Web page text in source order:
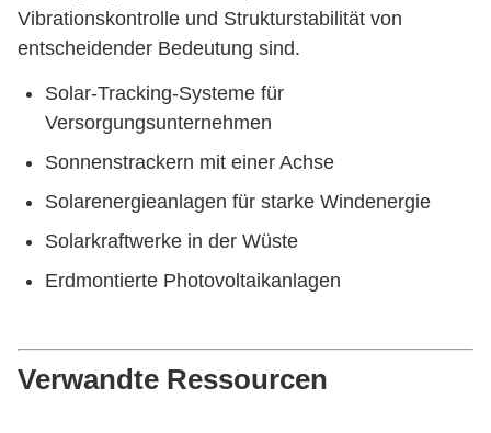
Typ der Montage
(anpassbar)
Gesamtlänge
Vibrationskontrolle und Strukturstabilität von
entscheidender Bedeutung sind.
Solar-Tracking-Systeme für
Versorgungsunternehmen
Sonnenstrackern mit einer Achse
Solarenergieanlagen für starke Windenergie
Solarkraftwerke in der Wüste
Erdmontierte Photovoltaikanlagen
Verwandte Ressourcen